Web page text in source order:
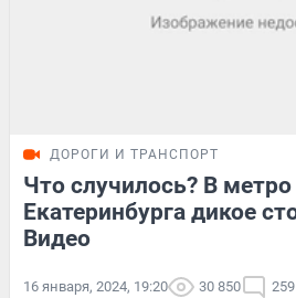
ДОРОГИ И ТРАНСПОРТ
Что случилось? В метро
Екатеринбурга дикое
Видео
16 января, 2024, 19:20 30 850 259